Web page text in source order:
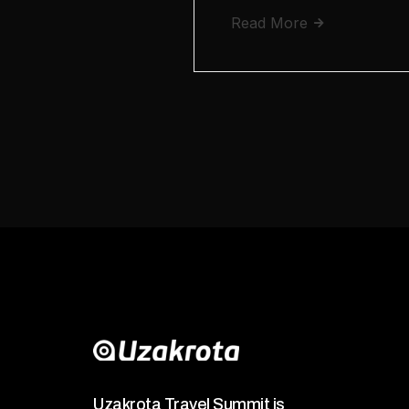
Read More
Uzakrota Travel Summit is